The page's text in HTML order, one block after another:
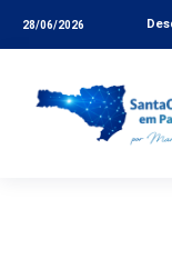
28/06/2026